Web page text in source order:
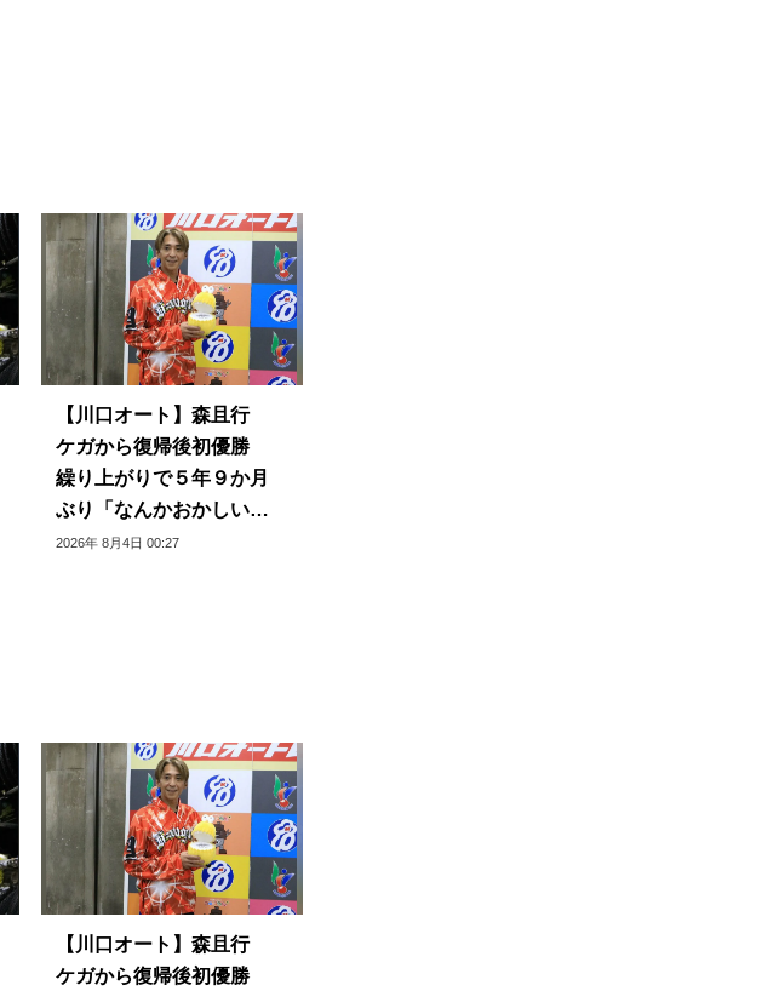
【川口オート】森且行
ケガから復帰後初優勝
繰り上がりで５年９か月
ぶり「なんかおかしい感
じ」
2026年 8月4日 00:27
【川口オート】森且行
ケガから復帰後初優勝